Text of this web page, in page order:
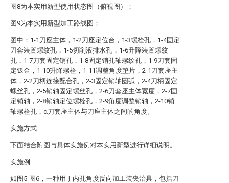
图8为本实用新型使用状态图（俯视图）；
图9为本实用新型加工路线图；
图中：1-1刀座主体，1-2刀座定位台，1-3螺栓孔，1-4固定
刀套装置螺纹孔，1-5切削液排水孔，1-6升降装置螺纹
孔，1-7刀套固定销孔，1-8固定销孔轴螺纹孔，1-9刀套固
定钣金，1-10升降螺栓，1-11调整角度垫片，2-1刀套座主
体，2-2刀柄连接配合孔，2-3固定销轴圆弧，2-4刀柄固定
螺丝孔，2-5销轴固定螺丝孔，2-6刀套座主体宽度，2-7固
定销轴，2-8销轴定位螺栓孔，2-9角度调整销轴，2-10销
轴螺栓孔，α刀套座主体与刀座主体之间的角度。
实施方式
下面结合附图与具体实施例对本实用新型进行详细说明。
实施例
如图5-图6，一种用于内孔角度反向加工装夹治具，包括刀